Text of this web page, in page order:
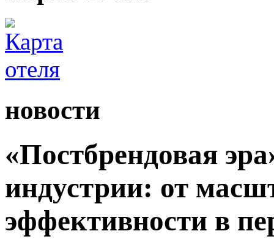
новости
«Постбрендовая
индустрии: от
эффективности в